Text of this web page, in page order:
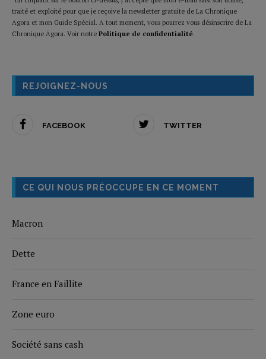
traité et exploité pour que je reçoive la newsletter gratuite de La Chronique
Agora et mon Guide Spécial. A tout moment, vous pourrez vous désinscrire de La
Chronique Agora. Voir notre Politique de confidentialité.
REJOIGNEZ-NOUS
FACEBOOK TWITTER
CE QUI NOUS PRÉOCCUPE EN CE MOMENT
Macron
Dette
France en Faillite
Zone euro
Société sans cash